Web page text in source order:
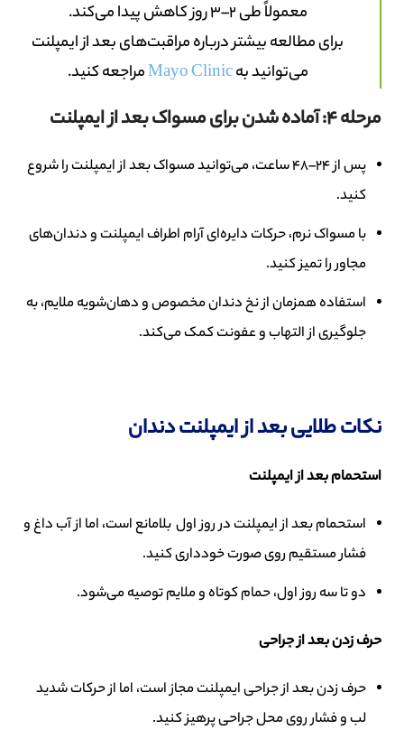
معمولاً طی ۲–۳ روز کاهش پیدا می‌کند.
برای مطالعه بیشتر درباره مراقبت‌های بعد از ایمپلنت
می‌توانید بهMayo Clinicمراجعه کنید.
مرحله 4: آماده شدن برای مسواک بعد از ایمپلنت
پس از ۲۴–۴۸ ساعت، می‌توانید مسواک بعد از ایمپلنت را شروع
کنید.
با مسواک نرم، حرکات دایره‌ای آرام اطراف ایمپلنت و دندان‌های
مجاور را تمیز کنید.
استفاده همزمان از نخ دندان مخصوص و دهان‌شویه ملایم، به
جلوگیری از التهاب و عفونت کمک می‌کند.
نکات طلایی بعد از ایمپلنت دندان
استحمام بعد از ایمپلنت
استحمام بعد از ایمپلنت در روز اول بلامانع است، اما از آب داغ و
فشار مستقیم روی صورت خودداری کنید.
دو تا سه روز اول، حمام کوتاه و ملایم توصیه می‌شود.
حرف زدن بعد از جراحی
حرف زدن بعد از جراحی ایمپلنت مجاز است، اما از حرکات شدید
لب و فشار روی محل جراحی پرهیز کنید.